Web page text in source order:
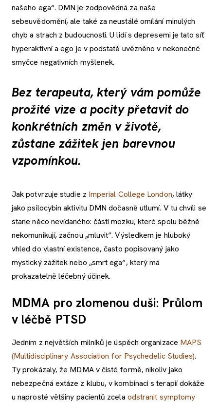
našeho ega“. DMN je zodpovědná za naše
sebeuvědomění, ale také za neustálé omílání minulých
chyb a strach z budoucnosti. U lidí s depresemi je tato síť
hyperaktivní a ego je v podstatě uvězněno v nekonečné
smyčce negativních myšlenek.
Bez terapeuta, který vám pomůže
prožité vize a pocity přetavit do
konkrétních změn v životě,
zůstane zážitek jen barevnou
vzpomínkou.
Jak potvrzuje studie z Imperial College London, látky
jako psilocybin aktivitu DMN dočasně utlumí. V tu chvíli se
stane něco nevídaného: části mozku, které spolu běžně
nekomunikují, začnou „mluvit“. Výsledkem je hluboký
vhled do vlastní existence, často popisovaný jako
mystický zážitek nebo „smrt ega“, který má
prokazatelně léčebný účinek.
MDMA pro zlomenou duši: Průlom
v léčbě PTSD
Jedním z největších milníků je úspěch organizace MAPS
(Multidisciplinary Association for Psychedelic Studies).
Ty prokázaly, že MDMA v čisté formě, nikoliv jako
nebezpečná extáze z klubu, v kombinaci s terapií dokáže
u naprosté většiny pacientů zcela odstranit symptomy